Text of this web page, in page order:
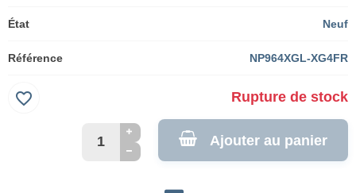
État Neuf
Référence NP964XGL-XG4FR
Rupture de stock
Ajouter au panier
favorite_border